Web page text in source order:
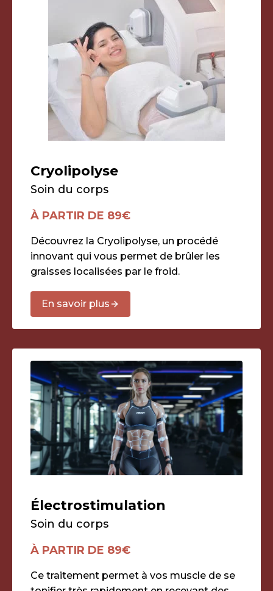
Cryolipolyse
Soin du corps
À PARTIR DE 89€
Découvrez la Cryolipolyse, un procédé
innovant qui vous permet de brûler les
graisses localisées par le froid.
En savoir plus
Électrostimulation
Soin du corps
À PARTIR DE 89€
Ce traitement permet à vos muscle de se